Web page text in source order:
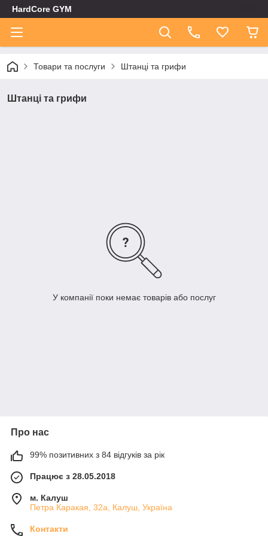
HardCore GYM
Товари та послуги Штанці та грифи
Штанці та грифи
У компанії поки немає товарів або послуг
Про нас
99% позитивних з 84 відгуків за рік
Працює з 28.05.2018
м. Калуш
Петра Каракая, 32а, Калуш, Україна
Контакти